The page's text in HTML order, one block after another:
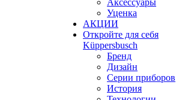
Аксессуары
Уценка
АКЦИИ
Откройте для себя
Küppersbusch
Бренд
Дизайн
Серии приборов
История